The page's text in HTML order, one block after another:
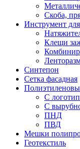
Скоба,
Инструмент
Клещи
Синтепон
Сетка фасадная
С
С
ПНД
ПВД
Мешки
Геотекстиль